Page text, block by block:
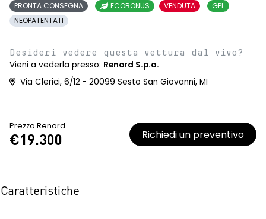
PRONTA CONSEGNA ECOBONUS VENDUTA
GPL
NEOPATENTATI
Desideri vedere questa vettura dal vivo?
Vieni a vederla presso: Renord S.p.a.
Via Clerici, 6/12 - 20099 Sesto San Giovanni, MI
Prezzo Renord
€19.300 Richiedi un preventivo
Caratteristiche